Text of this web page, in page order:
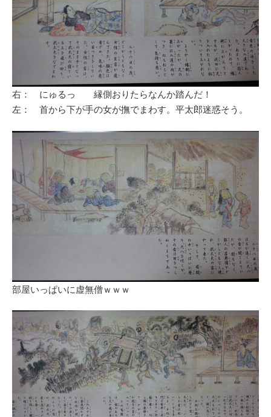
右： にゅるっ 縁側おりたらなんか踏んだ！
左： 首から下が手の女が撫でまわす。平太郎迷惑そう。
部屋いっぱいに虚無僧ｗｗｗ